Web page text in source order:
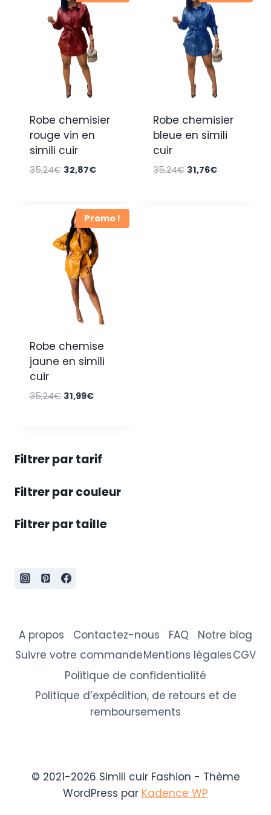
Robe chemisier
rouge vin en
simili cuir
35,24€ Le
était :
35,24€.
32,87€Le
est :
32,87€.
Robe chemisier
bleue en simili
cuir
35,24€ Le
31,76€Le
Promo !
Robe chemise
jaune en simili
cuir
35,24€ Le
35,24€.
31,99€Le
31,99€.
Filtrer par tarif
Filtrer par couleur
Filtrer par taille
A propos Contactez-nous FAQ
Notre blog
Suivre votre commandeMentions légalesCGV
Politique de confidentialité
Politique d’expédition, de retours et de
remboursements
© 2021-2026 Simili cuir Fashion - Thème
WordPress par Kadence WP